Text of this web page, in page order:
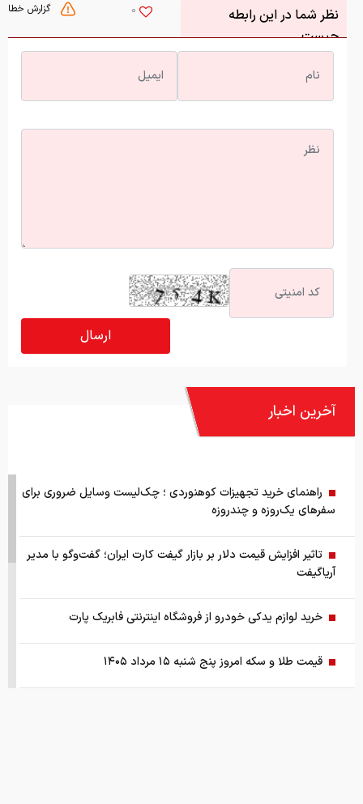
گزارش خطا 0
نظر شما در این رابطه
چیست
آخرین اخبار
راهنمای خرید تجهیزات کوهنوردی ؛ چک‌لیست وسایل ضروری برای
سفرهای یک‌روزه و چندروزه
تاثیر افزایش قیمت دلار بر بازار گیفت کارت ایران؛ گفت‌وگو با مدیر
آریاگیفت
خرید لوازم یدکی خودرو از فروشگاه اینترنتی فابریک پارت
قیمت طلا و سکه امروز پنج شنبه ۱۵ مرداد ۱۴۰۵